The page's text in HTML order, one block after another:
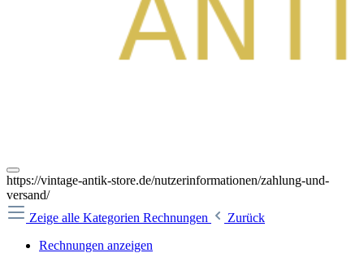
https://vintage-antik-store.de/nutzerinformationen/zahlung-und-
versand/
Zeige alle Kategorien Rechnungen
Zurück
Rechnungen anzeigen